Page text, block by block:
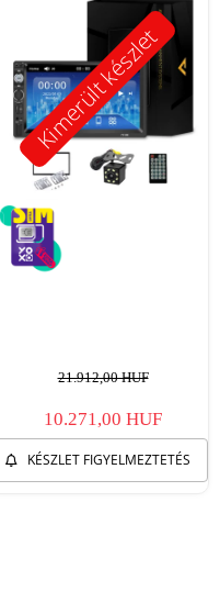
Kimerült készlet
21.912,00 HUF
10.271,00 HUF
KÉSZLET FIGYELMEZTETÉS